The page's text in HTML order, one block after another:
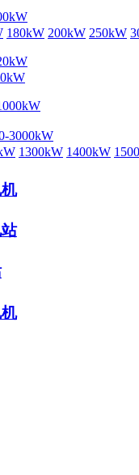
180kW 200kW 250kW
3000kW
1300kW 1400kW